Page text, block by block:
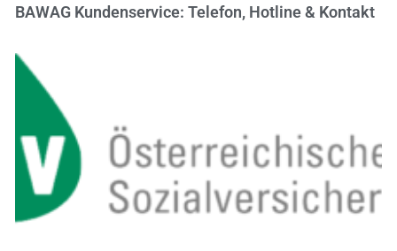
BAWAG Kundenservice: Telefon, Hotline & Kontakt